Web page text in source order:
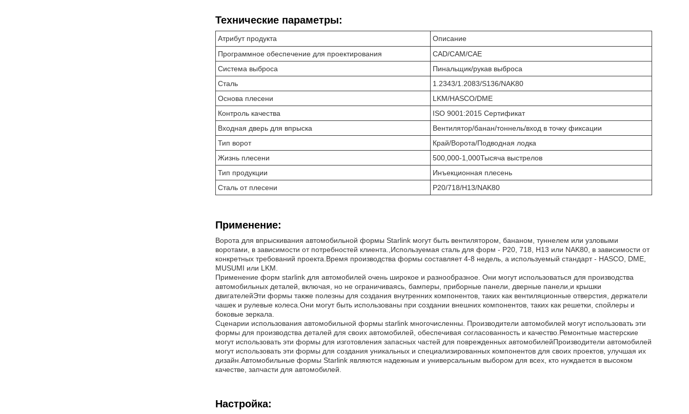
Технические параметры:
Атрибут продукта
Описание
Программное обеспечение для проектирования
CAD/CAM/CAE
Система выброса
Пинальщик/рукав выброса
Сталь
1.2343/1.2083/S136/NAK80
Основа плесени
LKM/HASCO/DME
Контроль качества
ISO 9001:2015 Сертификат
Входная дверь для впрыска
Вентилятор/банан/тоннель/вход в точку фиксации
Тип ворот
Край/Ворота/Подводная лодка
Жизнь плесени
500,000-1,000Тысяча выстрелов
Тип продукции
Инъекционная плесень
Сталь от плесени
P20/718/H13/NAK80
Применение:
Ворота для впрыскивания автомобильной формы Starlink могут быть вентилятором, бананом, туннелем или узловыми
воротами, в зависимости от потребностей клиента.,Используемая сталь для форм - P20, 718, H13 или NAK80, в зависимости от
конкретных требований проекта.Время производства формы составляет 4-8 недель, а используемый стандарт - HASCO, DME,
MUSUMI или LKM.
Применение форм starlink для автомобилей очень широкое и разнообразное. Они могут использоваться для производства
автомобильных деталей, включая, но не ограничиваясь, бамперы, приборные панели, дверные панели,и крышки
двигателейЭти формы также полезны для создания внутренних компонентов, таких как вентиляционные отверстия, держатели
чашек и рулевые колеса.Они могут быть использованы при создании внешних компонентов, таких как решетки, спойлеры и
боковые зеркала.
Сценарии использования автомобильной формы starlink многочисленны. Производители автомобилей могут использовать эти
формы для производства деталей для своих автомобилей, обеспечивая согласованность и качество.Ремонтные мастерские
могут использовать эти формы для изготовления запасных частей для поврежденных автомобилейПроизводители автомобилей
могут использовать эти формы для создания уникальных и специализированных компонентов для своих проектов, улучшая их
дизайн.Автомобильные формы Starlink являются надежным и универсальным выбором для всех, кто нуждается в высоком
качестве, запчасти для автомобилей.
Настройка: